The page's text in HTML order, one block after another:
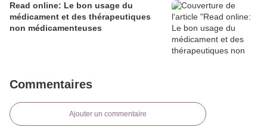
Read online: Le bon usage du
médicament et des thérapeutiques
non médicamenteuses
Commentaires
Ajouter un commentaire